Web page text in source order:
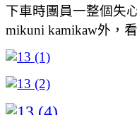
下車時團員一整個失
mikuni kamikaw外，